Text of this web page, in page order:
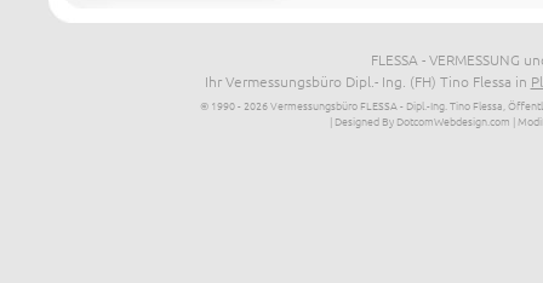
FLESSA - VERMESSUNG
Ihr Vermessungsbüro Dipl.- Ing. (FH) Tino Flessa in
© 1990 - 2026 Vermessungsbüro FLESSA - Dipl.-Ing. Tino Flessa,
| Designed By DotcomWebdesign.com |